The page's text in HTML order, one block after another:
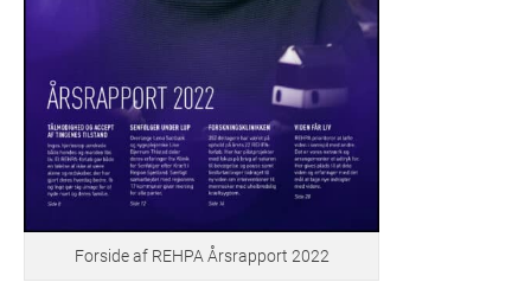
Forside af REHPA Årsrapport 2022